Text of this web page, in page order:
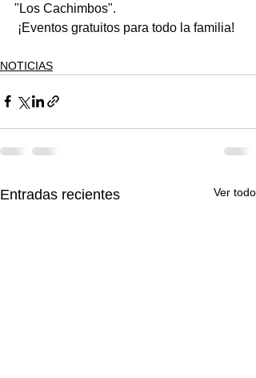
"Los Cachimbos".
¡Eventos gratuitos para todo la familia!
NOTICIAS
Entradas recientes Ver todo